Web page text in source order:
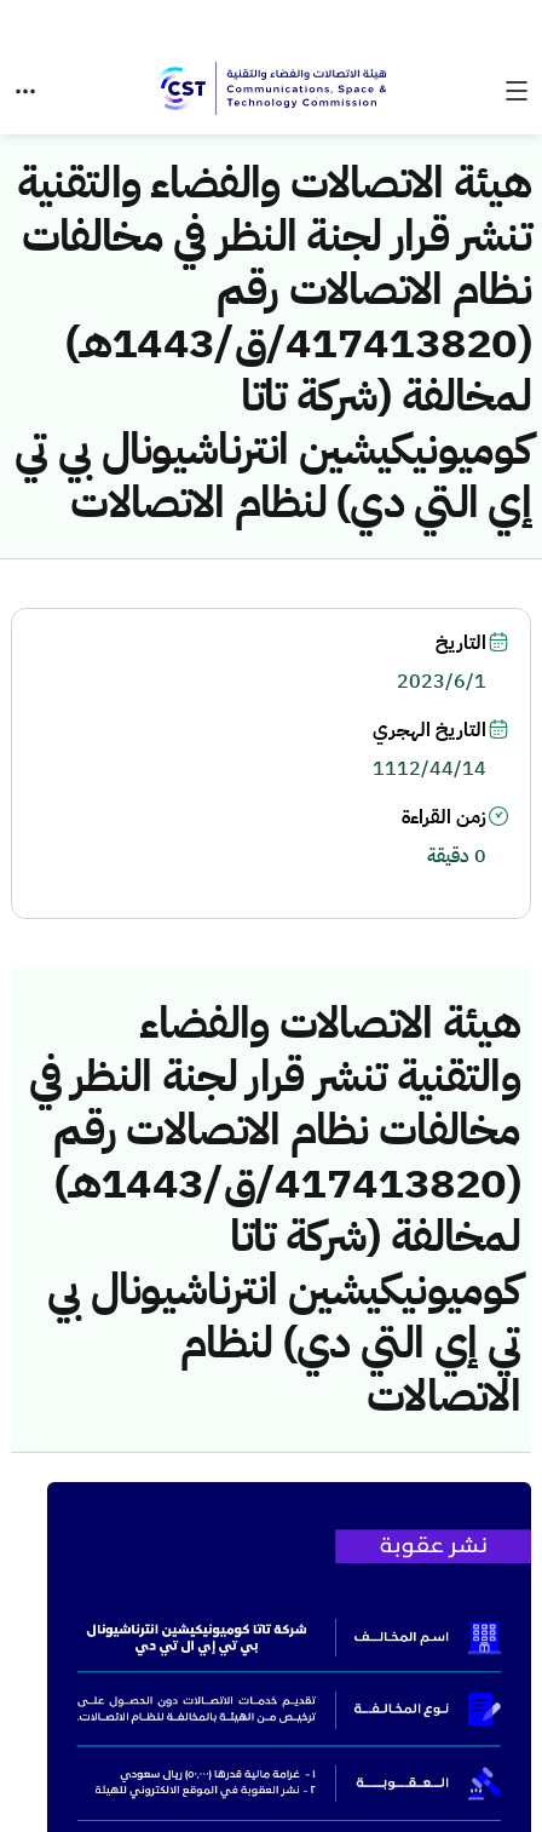
هيئة الاتصالات والفضاء والتقنية
تنشر قرار لجنة النظر في مخالفات
نظام الاتصالات رقم
(417413820/ق/1443هـ)
لمخالفة (شركة تاتا
كوميونيكيشين انترناشيونال بي تي
إي التي دي) لنظام الاتصالات
هيئة الاتصالات والفضاء
والتقنية تنشر قرار لجنة النظر في
مخالفات نظام الاتصالات رقم
(417413820/ق/1443هـ)
لمخالفة (شركة تاتا
كوميونيكيشين انترناشيونال بي
تي إي التي دي) لنظام
الاتصالات
التاريخ
2023/6/1
التاريخ الهجري
1112/44/14
زمن القراءة
0 دقيقة